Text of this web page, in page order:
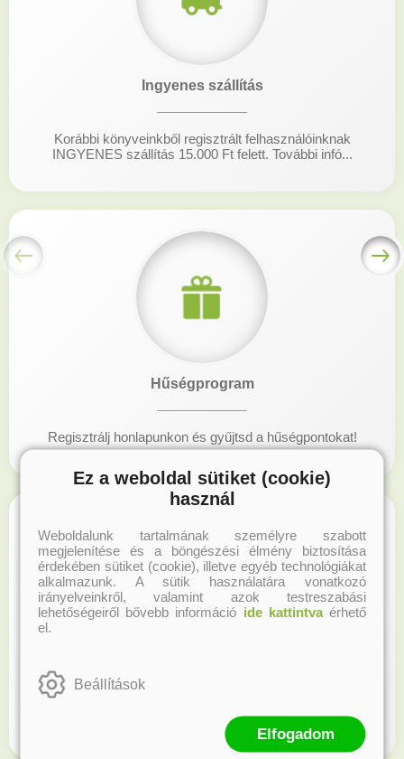
Ingyenes szállítás
Korábbi könyveinkből regisztrált felhasználóinknak
INGYENES szállítás 15.000 Ft felett. További infó...
Hűségprogram
Regisztrálj honlapunkon és gyűjtsd a hűségpontokat!
Értesülj elsőként újdonságainkról és akcióinkról.
Ez a weboldal sütiket (cookie)
használ
Weboldalunk tartalmának személyre szabott
megjelenítése és a böngészési élmény biztosítása
érdekében sütiket (cookie), illetve egyéb technológiákat
alkalmazunk. A sütik használatára vonatkozó
irányelveinkről, valamint azok testreszabási
lehetőségeiről bővebb információ ide kattintvaérhető
el.
Beállítások
Elfogadom